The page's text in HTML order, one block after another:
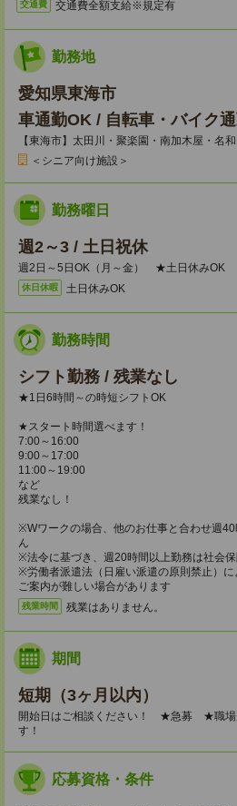
交通費 交通費全額支給※規定有
勤務地
愛知県東海市
車通勤OK / 自転車・バイク
【東海市】太田川・聚楽園・南加木屋・名
＜シニア向け施設＞
勤務曜日
週2～3 / 土日祝休
週2日～5日OK（月～金） ★土日休みOK
休日休暇 土日休みOK
勤務時間
シフト勤務 / 残業なし
★1日6時間～の時短シフトOK
★スタート時間選べます！
7:00～16:00
9:00～17:00
11:00～19:00
など
残業なし！
※Wワークの場合、他のお仕事と合わせ週
ん
※法令に基づき、週20時間以上勤務は社会
※労働者派遣法（日雇い派遣の原則禁止）
ご案内が難しい場合があります
残業時間 残業はありません。
期間
短期（3ヶ月以内）
開始日はご相談ください！ ★急募 ★職場
す！
応募資格・条件